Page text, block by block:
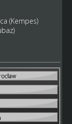
(Kempes)